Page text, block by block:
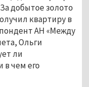
добытое золото
квартиру в
АН «Между
Ольги
ли
в чем его